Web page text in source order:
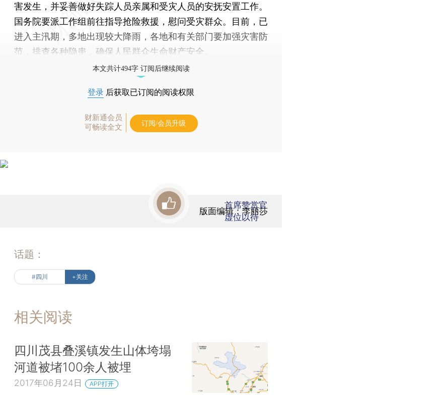
害发生，并妥善做好失踪人员亲属和受灾人员的安抚安置工作。
国务院要派工作组前往指导抢险救援，慰问受灾群众。目前，已
进入主汛期，多地出现较大降雨，各地和有关部门要加强灾害防
范，排查各种隐患，确保人民群众生命财产安全。
本文共计494字 订阅后继续阅读
登录 后获取已订阅的阅读权限
财新通会员
可畅读全文
订阅/会员升级
版面编辑：李丽莎
首席赞赏官
虚位以待
话题：
#四川 +关注
相关阅读
四川茂县叠溪镇发生山体垮塌
河道被堵100余人被埋
2017年06月24日 APP打开